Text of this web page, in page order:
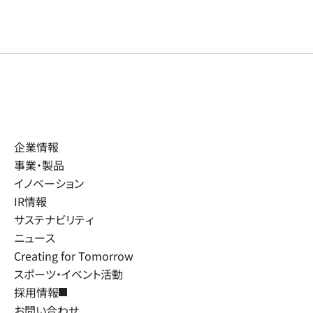
企業情報
事業・製品
イノベーション
IR情報
サステナビリティ
ニュース
Creating for Tomorrow
スポーツ・イベント活動
採用情報